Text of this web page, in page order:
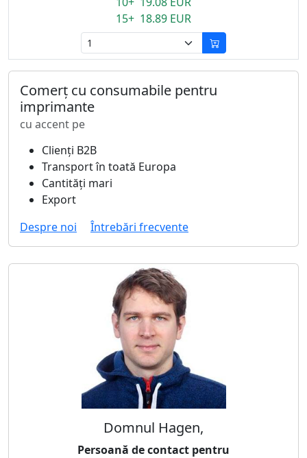
15+ 18.89 EUR
Comerț cu consumabile pentru
imprimante
cu accent pe
Clienți B2B
Transport în toată Europa
Cantități mari
Export
Despre noi
Întrebări frecvente
Domnul Hagen,
Persoană de contact pentru